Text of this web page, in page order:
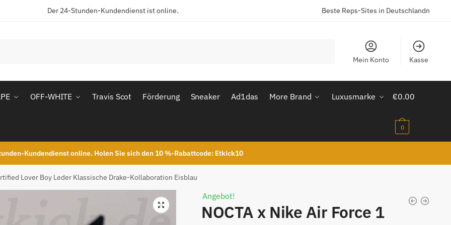
Der 24-Stunden-Kundendienst ist online. Beste Reps-Sites in Deutschlandn
Mein Konto Kasse
OFF-WHITE Travis Scot Förderung Sneaker Ad1das More Brand Luxusmarke €0.00
0
Kundendienst online. Holen Sie sich den 10 %-Rabattcode: Etkick10
Lover Boy Leder Klassische Drake-Kollaboration Eisblau
Angebot!
NOCTA x Nike Air Force 1